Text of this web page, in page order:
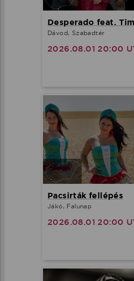
Desperado feat.
Dávod, Szabadtér
2026.08.01 20:00
Pacsirták fellépés
Jákó, Falunap
2026.08.01 20:00